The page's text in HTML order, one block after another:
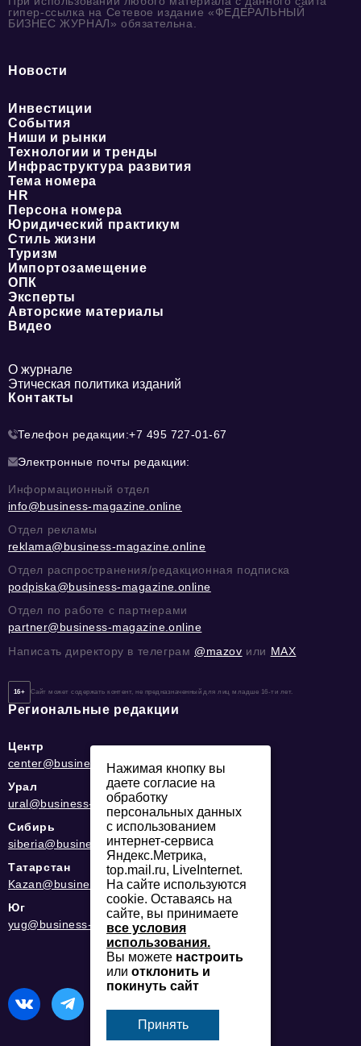
гипер-ссылка на Сетевое издание «ФЕДЕРАЛЬНЫЙ
БИЗНЕС ЖУРНАЛ» обязательна.
Новости
Инвестиции
События
Ниши и рынки
Технологии и тренды
Инфраструктура развития
Тема номера
HR
Персона номера
Юридический практикум
Стиль жизни
Туризм
Импортозамещение
ОПК
Эксперты
Авторские материалы
Видео
О журнале
Этическая политика изданий
Контакты
Телефон редакции:+7 495 727-01-67
Электронные почты редакции:
Информационный отдел
info@business-magazine.online
Отдел рекламы
reklama@business-magazine.online
Отдел распространения/редакционная подписка
podpiska@business-magazine.online
Отдел по работе с партнерами
partner@business-magazine.online
Написать директору в телеграм @mazov или MAX
16+ Сайт может содержать контент, не предназначенный для лиц младше 16-ти лет.
Региональные редакции
Центр
center@business-magazine.online
Урал
ural@business-magazine.online
Сибирь
siberia@business-magazine.online
Татарстан
Kazan@business-magazine.online
Юг
yug@business-magazine.online
Нажимая кнопку вы
даете согласие на
обработку
персональных данных
с использованием
интернет-сервиса
Яндекс.Метрика,
top.mail.ru, LiveInternet.
На сайте используются
cookie. Оставаясь на
сайте, вы принимаете
все условия
использования.
Вы можете настроить
или отклонить и
покинуть сайт
Принять